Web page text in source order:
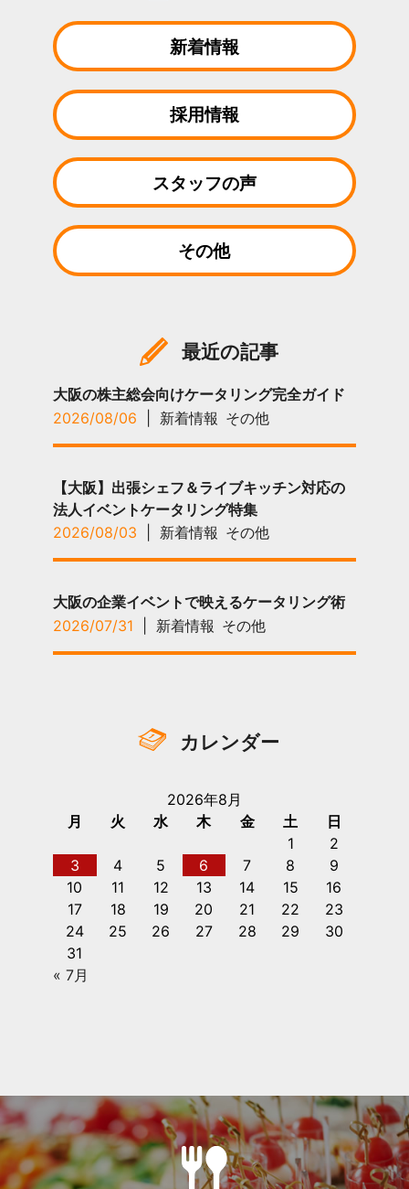
新着情報
採用情報
スタッフの声
その他
最近の記事
大阪の株主総会向けケータリング完全ガイド
2026/08/06
新着情報 その他
【大阪】出張シェフ＆ライブキッチン対応の
法人イベントケータリング特集
2026/08/03
新着情報 その他
大阪の企業イベントで映えるケータリング術
2026/07/31
新着情報 その他
カレンダー
2026年8月
月
火 水 木 金 土
日
1
2
3
4 5 6 7 8
9
10
11 12 13 14 15
16
17
18 19 20 21 22
23
24
25 26 27 28 29
30
31
« 7月